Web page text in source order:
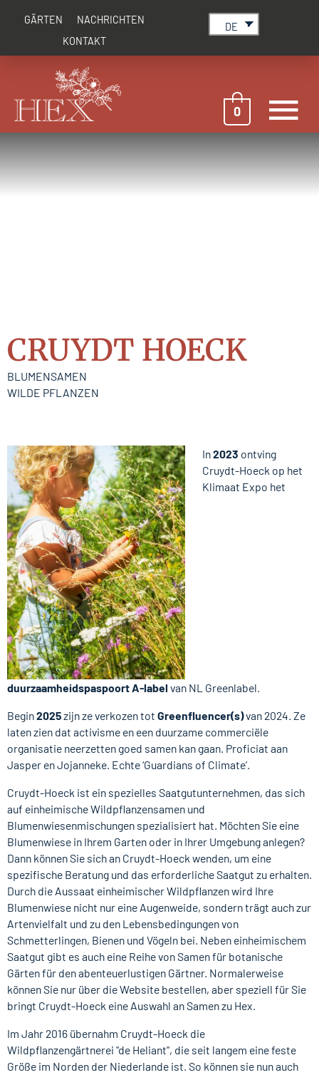
InhaltGÄRTEN
NACHRICHTEN
KONTAKT
DE
0
CRUYDT HOECK
BLUMENSAMEN
WILDE PFLANZEN
In2023 ontving
Cruydt-Hoeck op het
Klimaat Expo het
duurzaamheidspaspoort A-label van NL Greenlabel.
Begin2025zijn ze verkozen tot Greenfluencer(s)van 2024. Ze
laten zien dat activisme en een duurzame commerciële
organisatie neerzetten goed samen kan gaan. Proficiat aan
Jasper en Jojanneke. Echte ‘Guardians of Climate’.
Cruydt-Hoeck ist ein spezielles Saatgutunternehmen, das sich
auf einheimische Wildpflanzensamen und
Blumenwiesenmischungen spezialisiert hat. Möchten Sie eine
Blumenwiese in Ihrem Garten oder in Ihrer Umgebung anlegen?
Dann können Sie sich an Cruydt-Hoeck wenden, um eine
spezifische Beratung und das erforderliche Saatgut zu erhalten.
Durch die Aussaat einheimischer Wildpflanzen wird Ihre
Blumenwiese nicht nur eine Augenweide, sondern trägt auch zur
Artenvielfalt und zu den Lebensbedingungen von
Schmetterlingen, Bienen und Vögeln bei. Neben einheimischem
Saatgut gibt es auch eine Reihe von Samen für botanische
Gärten für den abenteuerlustigen Gärtner. Normalerweise
können Sie nur über die Website bestellen, aber speziell für Sie
bringt Cruydt-Hoeck eine Auswahl an Samen zu Hex.
Im Jahr 2016 übernahm Cruydt-Hoeck die
Wildpflanzengärtnerei "de Heliant", die seit langem eine feste
Größe im Norden der Niederlande ist. So können sie nun auch